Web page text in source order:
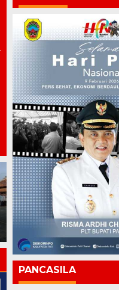
Kepolisian Vs Kejagung
Saling Bongkar Aib
PANCASILA